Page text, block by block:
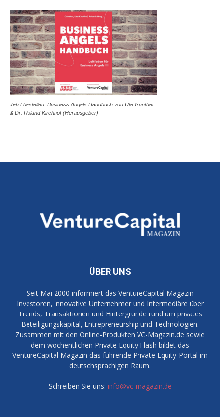
Jetzt bestellen: Business Angels Handbuch von Ute Günther
& Dr. Roland Kirchhof (Herausgeber)
ÜBER UNS
Seit Mai 2000 informiert das VentureCapital Magazin
Investoren, innovative Unternehmer und Intermediäre über
Trends, Transaktionen und Hintergründe rund um privates
Beteiligungskapital, Entrepreneurship und Technologien.
Zusammen mit den Online-Produkten VC-Magazin.de sowie
dem wöchentlichen Private Equity Flash bildet das
VentureCapital Magazin das führende Private Equity-Portal im
deutschsprachigen Raum.
Schreiben Sie uns: info@vc-magazin.de